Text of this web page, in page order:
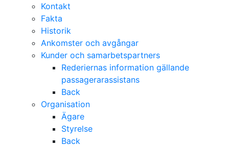
Kontakt
Fakta
Historik
Ankomster och avgångar
Kunder och samarbetspartners
Rederiernas information gällande
passagerarassistans
Back
Organisation
Ägare
Styrelse
Back